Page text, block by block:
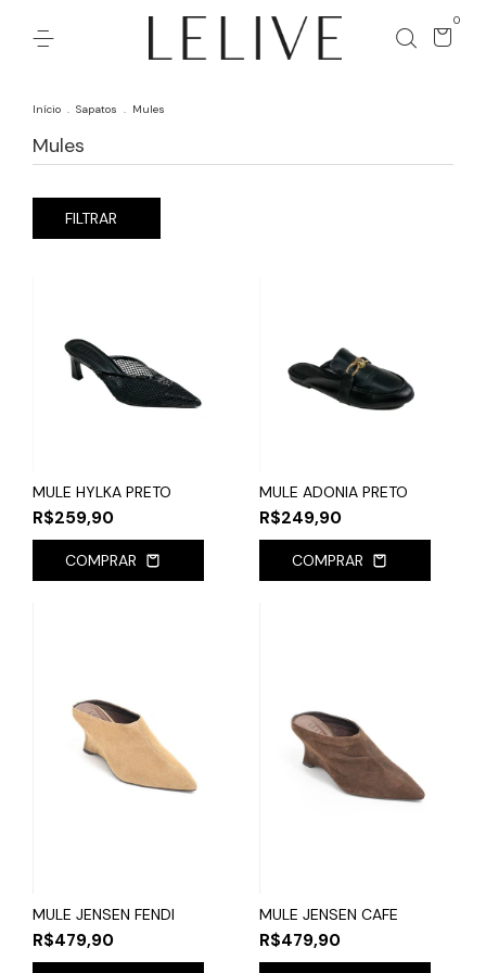
0
Início . Sapatos . Mules
Mules
FILTRAR
MULE HYLKA PRETO
R$259,90
COMPRAR
MULE ADONIA PRETO
R$249,90
COMPRAR
MULE JENSEN FENDI
R$479,90
MULE JENSEN CAFE
R$479,90